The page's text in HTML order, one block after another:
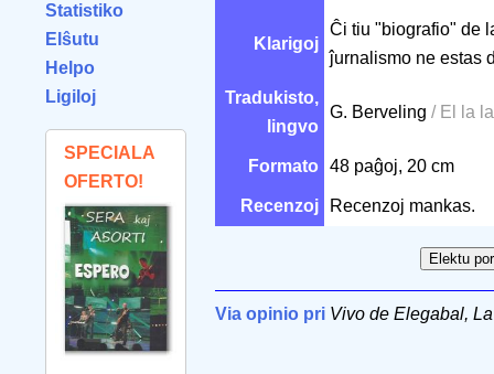
Statistiko
Elŝutu
Helpo
Ligiloj
SPECIALA
OFERTO!
Klarigoj
Ĉi tiu "biografio" de
ĵurnalismo ne estas
Tradukisto,
lingvo
G. Berveling / El la
Formato 48 paĝoj, 20 cm
Recenzoj Recenzoj mankas.
Via opinio pri Vivo de Elegabal, La